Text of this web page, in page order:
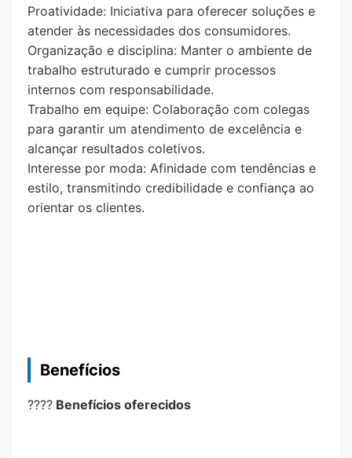
Proatividade: Iniciativa para oferecer soluções e
atender às necessidades dos consumidores.
Organização e disciplina: Manter o ambiente de
trabalho estruturado e cumprir processos
internos com responsabilidade.
Trabalho em equipe: Colaboração com colegas
para garantir um atendimento de excelência e
alcançar resultados coletivos.
Interesse por moda: Afinidade com tendências e
estilo, transmitindo credibilidade e confiança ao
orientar os clientes.
Benefícios
???? Benefícios oferecidos